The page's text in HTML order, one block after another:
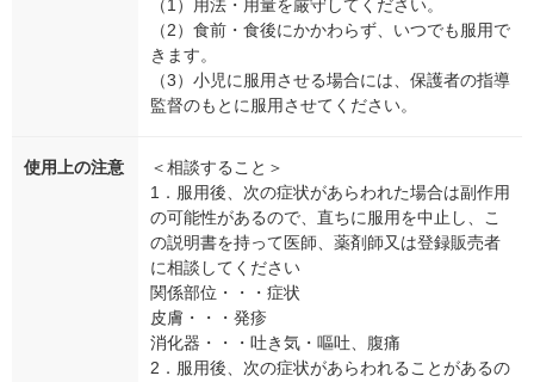
（1）用法・用量を厳守してください。
（2）食前・食後にかかわらず、いつでも服用で
きます。
（3）小児に服用させる場合には、保護者の指導
監督のもとに服用させてください。
使用上の注意
＜相談すること＞
1．服用後、次の症状があらわれた場合は副作用
の可能性があるので、直ちに服用を中止し、こ
の説明書を持って医師、薬剤師又は登録販売者
に相談してください
関係部位・・・症状
皮膚・・・発疹
消化器・・・吐き気・嘔吐、腹痛
2．服用後、次の症状があらわれることがあるの